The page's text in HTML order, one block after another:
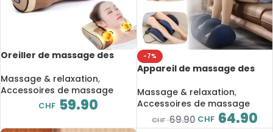
Oreiller de massage des
soulagement des douleurs,
Multi-mode
Massage & relaxation,
Accessoires de massage
CHF 59.90
-7%
Appareil de massage des
rouleau chauffant, soulage
les mollets
Massage & relaxation,
Accessoires de massage
CHF69.90 CHF 64.90